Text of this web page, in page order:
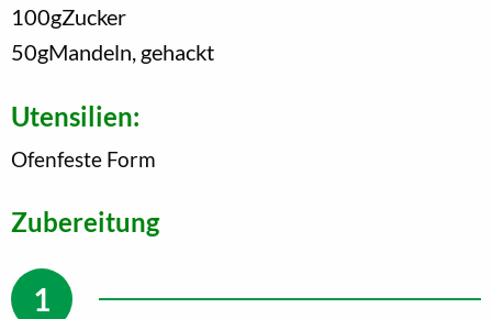
100gZucker
50gMandeln, gehackt
Utensilien:
Ofenfeste Form
Zubereitung